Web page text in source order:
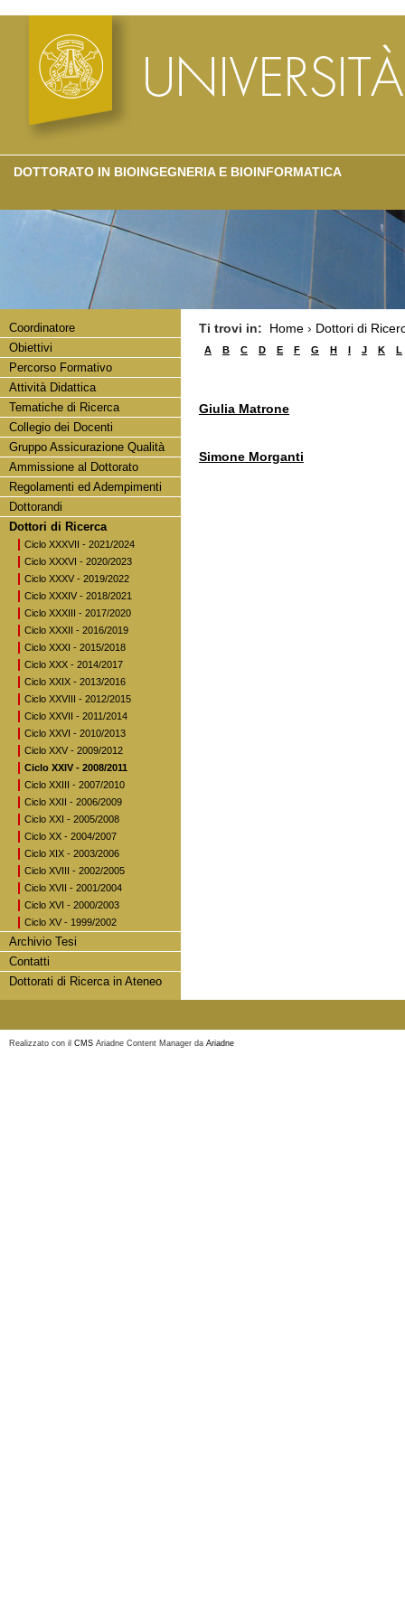
DOTTORATO IN BIOINGEGNERIA E BIOINFORMATICA
Coordinatore
Obiettivi
Percorso Formativo
Attività Didattica
Tematiche di Ricerca
Collegio dei Docenti
Gruppo Assicurazione Qualità
Ammissione al Dottorato
Regolamenti ed Adempimenti
Dottorandi
Dottori di Ricerca
Ciclo XXXVII - 2021/2024
Ciclo XXXVI - 2020/2023
Ciclo XXXV - 2019/2022
Ciclo XXXIV - 2018/2021
Ciclo XXXIII - 2017/2020
Ciclo XXXII - 2016/2019
Ciclo XXXI - 2015/2018
Ciclo XXX - 2014/2017
Ciclo XXIX - 2013/2016
Ciclo XXVIII - 2012/2015
Ciclo XXVII - 2011/2014
Ciclo XXVI - 2010/2013
Ciclo XXV - 2009/2012
Ciclo XXIV - 2008/2011
Ciclo XXIII - 2007/2010
Ciclo XXII - 2006/2009
Ciclo XXI - 2005/2008
Ciclo XX - 2004/2007
Ciclo XIX - 2003/2006
Ciclo XVIII - 2002/2005
Ciclo XVII - 2001/2004
Ciclo XVI - 2000/2003
Ciclo XV - 1999/2002
Archivio Tesi
Contatti
Dottorati di Ricerca in Ateneo
Ti trovi in: Home › Dottori di
A B C D E F G H I J K L
Giulia Matrone
Simone Morganti
Realizzato con il CMS Ariadne Content Manager da Ariadne